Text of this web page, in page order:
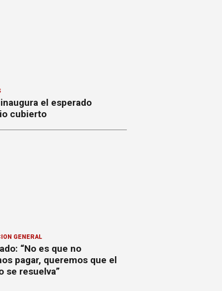
el esperado
cubierto
GENERAL
“No es que no
pagar, queremos que el
se resuelva”